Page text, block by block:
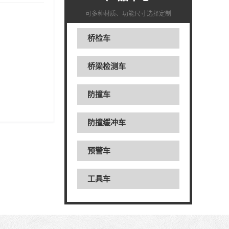
可多种材质、功能尺寸选择定制
桥检车
桥梁检测车
防撞车
防撞缓冲车
预警车
工具车